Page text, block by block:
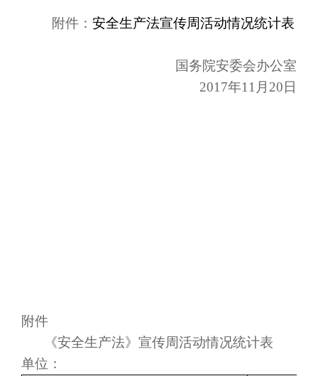
附件：安全生产法宣传周活动情况统计表
国务院安委会办公室
2017年11月20日
附件
《安全生产法》宣传周活动情况统计表
单位：